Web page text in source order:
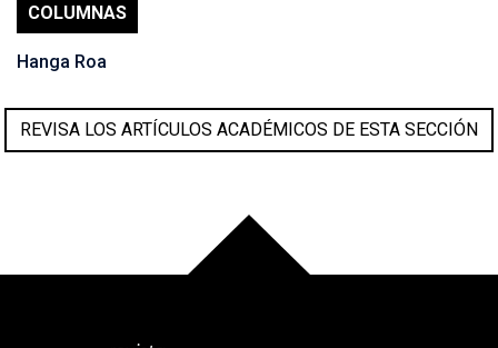
COLUMNAS
Hanga Roa
REVISA LOS ARTÍCULOS ACADÉMICOS DE ESTA SECCIÓN